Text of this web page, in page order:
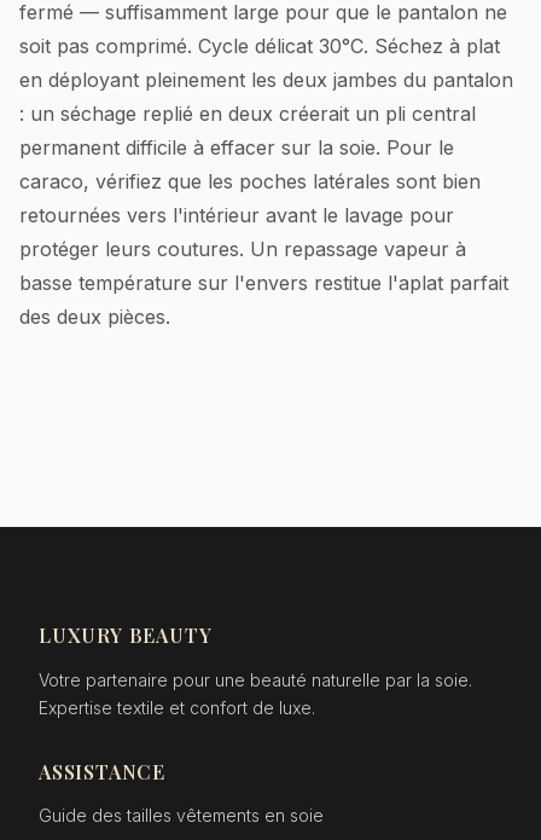
fermé — suffisamment large pour que le pantalon ne
soit pas comprimé. Cycle délicat 30°C. Séchez à plat
en déployant pleinement les deux jambes du pantalon
: un séchage replié en deux créerait un pli central
permanent difficile à effacer sur la soie. Pour le
caraco, vérifiez que les poches latérales sont bien
retournées vers l'intérieur avant le lavage pour
protéger leurs coutures. Un repassage vapeur à
basse température sur l'envers restitue l'aplat parfait
des deux pièces.
LUXURY BEAUTY
Votre partenaire pour une beauté naturelle par la soie.
Expertise textile et confort de luxe.
ASSISTANCE
Guide des tailles vêtements en soie